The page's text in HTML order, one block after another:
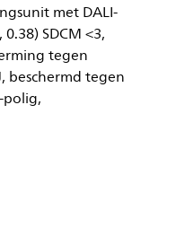
met DALI-
SDCM <3,
tegen
beschermd tegen
polig,